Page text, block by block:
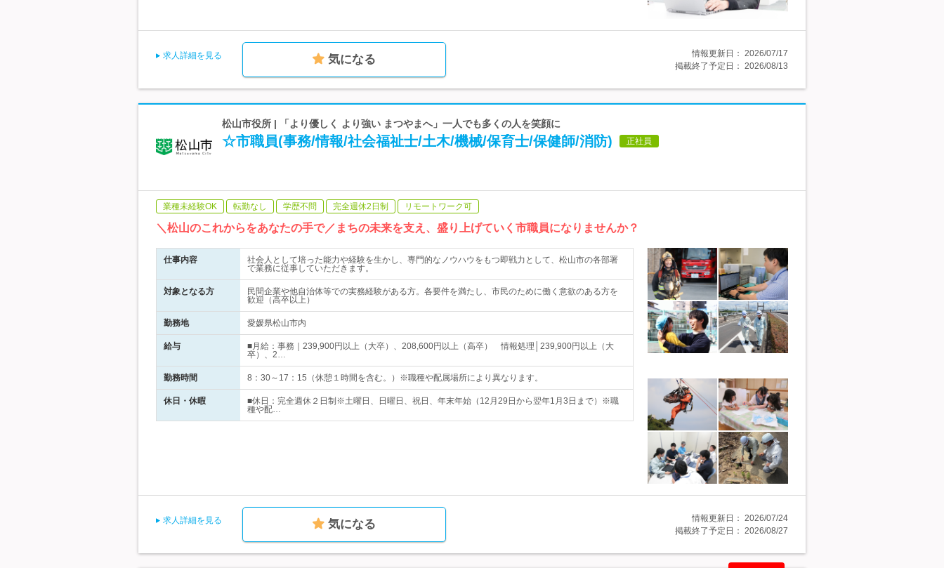
求人詳細を見る 気になる 情報更新日： 2026/07/17
掲載終了予定日： 2026/08/13
松山市役所 | 「より優しく より強い まつやまへ」一人でも多くの人を笑顔に
☆市職員(事務/情報/社会福祉士/土木/機械/保育士/保健師/消防) 正社員
業種未経験OK 転勤なし 学歴不問 完全週休2日制 リモートワーク可
＼松山のこれからをあなたの手で／まちの未来を支え、盛り上げていく市職員になりませんか？
仕事内容
社会人として培った能力や経験を生かし、専門的なノウハウをもつ即戦力として、松山市の各部署
で業務に従事していただきます。
対象となる方
民間企業や他自治体等での実務経験がある方。各要件を満たし、市民のために働く意欲のある方を
歓迎（高卒以上）
勤務地 愛媛県松山市内
給与
■月給：事務｜239,900円以上（大卒）、208,600円以上（高卒） 情報処理│239,900円以上（大
卒）、2…
勤務時間 8：30～17：15（休憩１時間を含む。）※職種や配属場所により異なります。
休日・休暇
■休日：完全週休２日制※土曜日、日曜日、祝日、年末年始（12月29日から翌年1月3日まで）※職
種や配…
求人詳細を見る 気になる 情報更新日： 2026/07/24
掲載終了予定日： 2026/08/27